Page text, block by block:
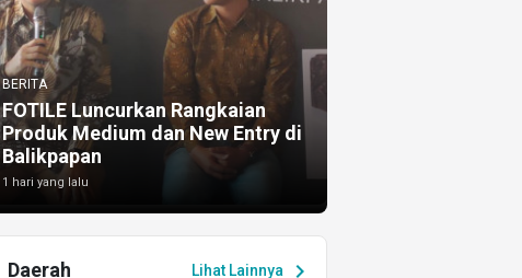
BERITA
FOTILE Luncurkan Rangkaian
Produk Medium dan New Entry di
Balikpapan
1 hari yang lalu
Lihat Lainnya chevron_right
Daerah